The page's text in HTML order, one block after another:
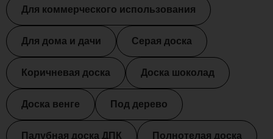
Для коммерческого использования
Для дома и дачи Серая доска
Коричневая доска Доска шоколад
Доска венге Под дерево
Палубная доска ДПК Полнотелая доска